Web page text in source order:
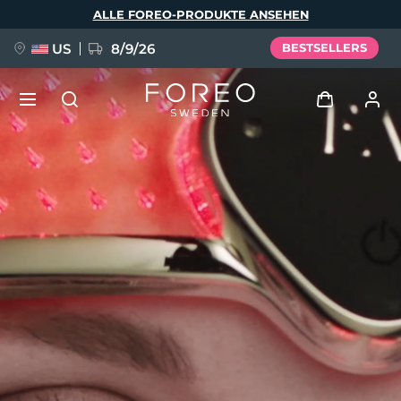
ALLE FOREO-PRODUKTE ANSEHEN
US 8/9/26 BESTSELLERS
Meine Geräte
Meine Bestellungen
Meine Adressen
Meine Abonnements
NEU
FAQ™ Pure Beauty-Tech Elixir
BREAKING NEWS
issa™ Teeth Whitening Set
Sprache
English Deutsch
Español
Français
Italiano
Português
Svenska
Русский
Türkçe
简体中文 繁體中文